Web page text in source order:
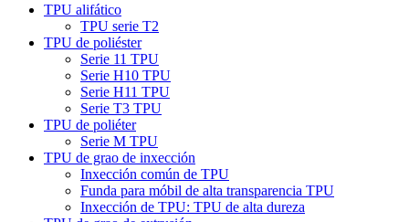
TPU alifático
TPU serie T2
TPU de poliéster
Serie 11 TPU
Serie H10 TPU
Serie H11 TPU
Serie T3 TPU
TPU de poliéter
Serie M TPU
TPU de grao de inxección
Inxección común de TPU
Funda para móbil de alta transparencia TPU
Inxección de TPU: TPU de alta dureza